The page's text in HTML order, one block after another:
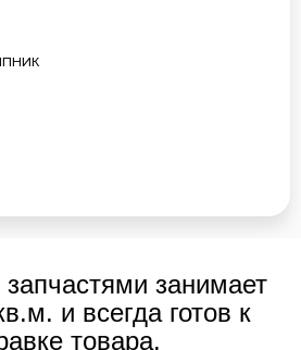
занимает
и всегда готов к
товара.